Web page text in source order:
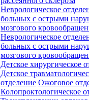
Неврологическое
больных с острыми
мозгового
Неврологическое
больных с острыми
мозгового
Детское хирургическое
Детское
отделение Ожоговое
Колопроктологическое